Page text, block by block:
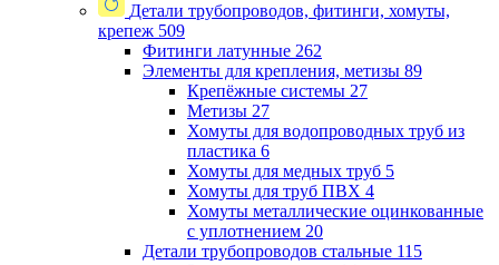
Детали трубопроводов, фитинги, хомуты,
крепеж 509
Фитинги латунные 262
Элементы для крепления, метизы 89
Крепёжные системы 27
Метизы 27
Хомуты для водопроводных труб из
пластика 6
Хомуты для медных труб 5
Хомуты для труб ПВХ 4
Хомуты металлические оцинкованные
с уплотнением 20
Детали трубопроводов стальные 115